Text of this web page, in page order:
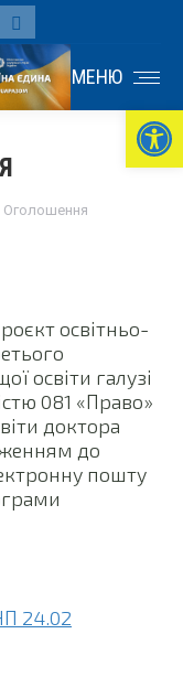
МЕНЮ
Оголошення
освітньо-
освіти галузі
081 «Право»
доктора
до
пошту
24.02